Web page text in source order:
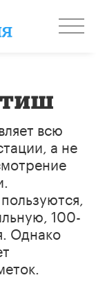
всю
а не
100-
Однако